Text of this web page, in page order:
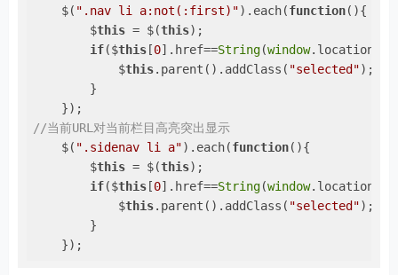
    $(
".nav li a:not(:first)").each(function( ){
        $
this = $(this);
if($this[0].href==String(window.location)){
            $
this.parent().addClass( "selected");
        }
//当前URL对当前栏目高亮突出显示
    $(
".sidenav li a").each(function( ){
        $
this = $(this);
if($this[0].href==String(window.location)){
            $
this.parent().addClass( "selected");
        }
    });